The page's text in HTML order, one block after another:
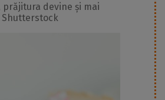
prăjitura devine și mai